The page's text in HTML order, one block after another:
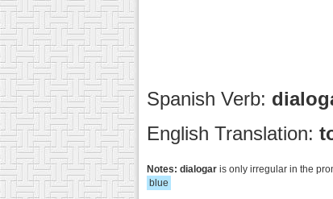
Spanish Verb:
English Translation:
Notes: dialogar is only irregular in the
blue